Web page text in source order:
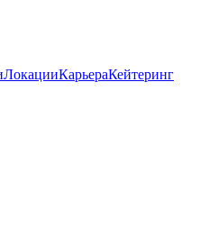
ЛокацииКарьераКейтеринг